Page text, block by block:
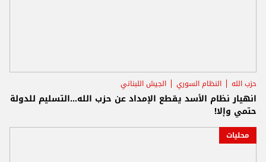
حزب الله النظام السوري الجيش اللبناني
انهيار نظام الأسد يقطع الإمداد عن حزب الله...التسليم للدولة
حتمي وإلا!
محليات